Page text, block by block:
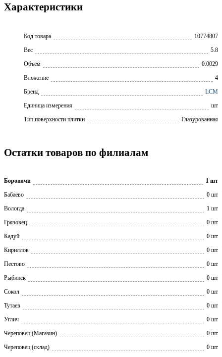
Характеристики
Код товара
10774807
Вес
5.8
Объём
0.0029
Вложение
4
Бренд
LCM
Единица измерения
шт
Тип поверхности плитки
Глазурованная
Остатки товаров по филиалам
Боровичи
1 шт
Бабаево
0 шт
Вологда
1 шт
Грязовец
0 шт
Кадуй
0 шт
Кириллов
0 шт
Пестово
0 шт
Рыбинск
0 шт
Сокол
0 шт
Тутаев
0 шт
Углич
0 шт
Череповец (Магазин)
0 шт
Череповец (склад)
0 шт